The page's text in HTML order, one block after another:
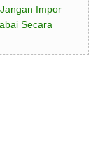
Impor
Secara